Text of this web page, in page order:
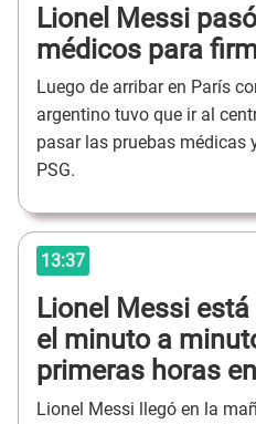
Lionel Messi
médicos para
Luego de arribar en París
argentino tuvo que ir al
pasar las pruebas médicas
PSG.
13:37
Lionel Messi
el minuto a
primeras horas
Lionel Messi llegó en la